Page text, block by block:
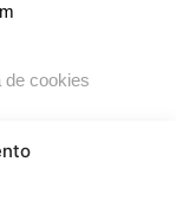
de cookies